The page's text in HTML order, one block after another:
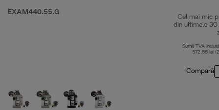
EXAM440.55.G
Cel mai mic
din ultimele 30
Sumă TVA
572,55 lei
Compară